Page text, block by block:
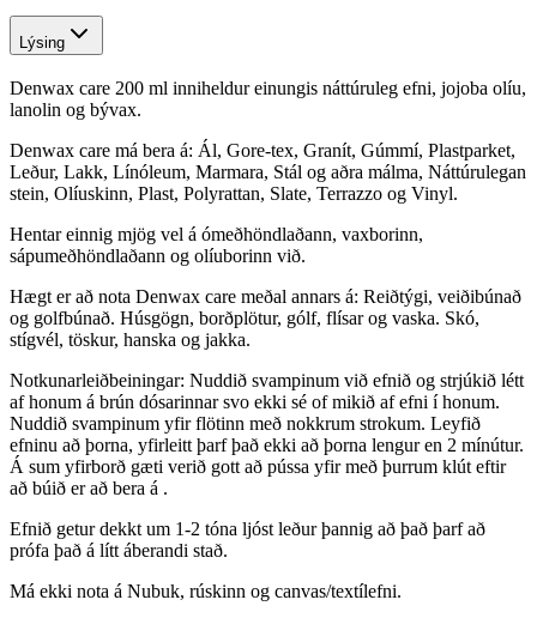
Lýsing
Denwax care 200 ml inniheldur einungis náttúruleg efni, jojoba olíu,
lanolin og bývax.
Denwax care má bera á: Ál, Gore-tex, Granít, Gúmmí, Plastparket,
Leður, Lakk, Línóleum, Marmara, Stál og aðra málma, Náttúrulegan
stein, Olíuskinn, Plast, Polyrattan, Slate, Terrazzo og Vinyl.
Hentar einnig mjög vel á ómeðhöndlaðann, vaxborinn,
sápumeðhöndlaðann og olíuborinn við.
Hægt er að nota Denwax care meðal annars á: Reiðtýgi, veiðibúnað
og golfbúnað. Húsgögn, borðplötur, gólf, flísar og vaska. Skó,
stígvél, töskur, hanska og jakka.
Notkunarleiðbeiningar: Nuddið svampinum við efnið og strjúkið létt
af honum á brún dósarinnar svo ekki sé of mikið af efni í honum.
Nuddið svampinum yfir flötinn með nokkrum strokum. Leyfið
efninu að þorna, yfirleitt þarf það ekki að þorna lengur en 2 mínútur.
Á sum yfirborð gæti verið gott að pússa yfir með þurrum klút eftir
að búið er að bera á .
Efnið getur dekkt um 1-2 tóna ljóst leður þannig að það þarf að
prófa það á lítt áberandi stað.
Má ekki nota á Nubuk, rúskinn og canvas/textílefni.